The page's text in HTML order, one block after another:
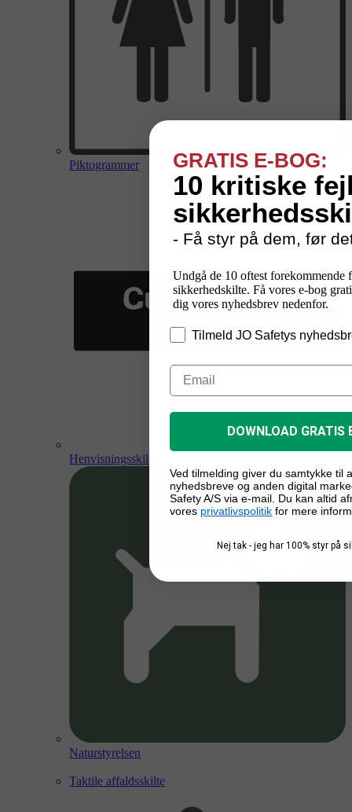
Piktogrammer
Henvisningsskilte
Naturstyrelsen
Taktile affaldsskilte
GRATIS E-BOG:
10 kritiske
- Få styr på dem, før
Undgå de 10 oftest forekommende
sikkerhedskilte. Få vores e-bog
dig vores nyhedsbrev nedenfor.
Tilmeld JO Safetys
DOWNLOAD GRATIS
Ved tilmelding giver du samtykke til
nyhedsbreve og anden digital
Safety A/S via e-mail. Du kan altid
vores privatlivspolitik for mere
Nej tak - jeg har 100% styr på